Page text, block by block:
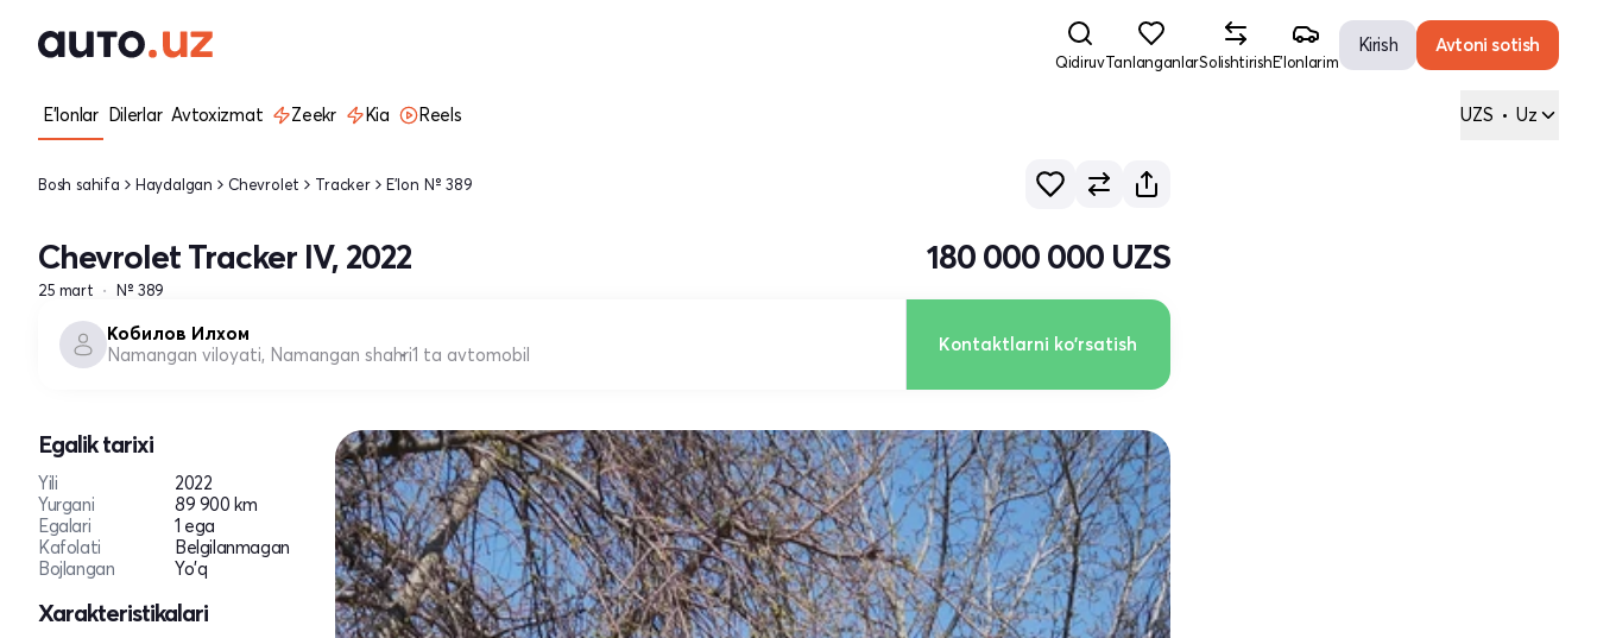
QidiruvTanlanganlarSolishtirishE'lonlarim
Kirish Avtoni sotish
E'lonlar Dilerlar Avtoxizmat Zeekr Kia Reels UZS • Uz
Bosh sahifa Haydalgan Chevrolet Tracker E'lon № 389
Chevrolet Tracker IV, 2022
25 mart № 389
180 000 000 UZS
Кобилов Илхом
Namangan viloyati, Namangan shahri1 ta avtomobil Kontaktlarni ko'rsatish
Egalik tarixi
Yili
2022
Yurgani
89 900 km
Egalari
1 ega
Kafolati
Belgilanmagan
Bojlangan
Yo'q
Xarakteristikalari